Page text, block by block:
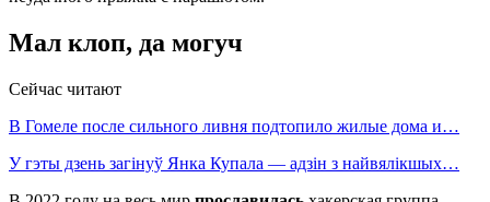
Мал клоп, да могуч
Сейчас читают
В Гомеле после сильного ливня подтопило жилые дома и…
У гэты дзень загінуў Янка Купала — адзін з найвялікшых…